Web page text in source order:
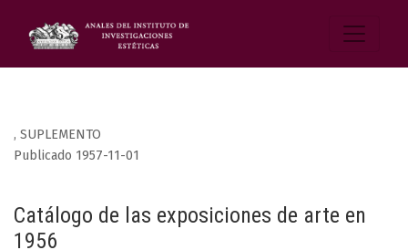
, SUPLEMENTO
Catálogo de las exposiciones de arte en
1956
Publicado 1957-11-01